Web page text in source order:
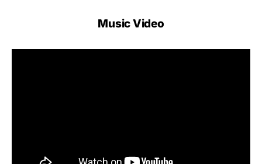
Music Video